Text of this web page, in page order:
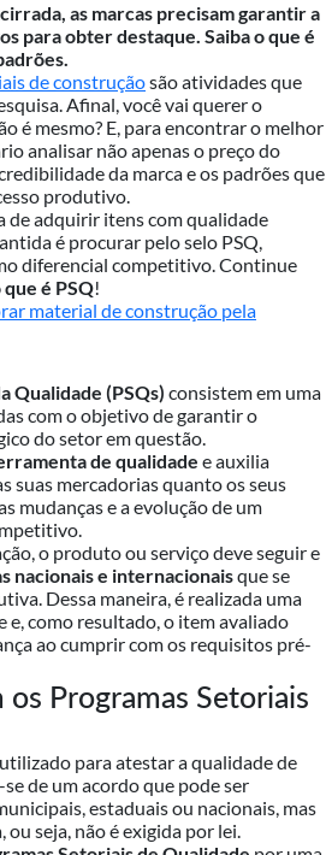
as marcas precisam garantir a
para obter destaque. Saiba o que é
de construçãosão atividades que
Afinal, você vai querer o
é mesmo? E, para encontrar o melhor
analisar não apenas o preço do
da marca e os padrões que
produtivo.
de adquirir itens com qualidade
é procurar pelo selo PSQ,
diferencial competitivo. Continue
que é PSQ!
material de construção pela
Qualidade (PSQs) consistem em uma
com o objetivo de garantir o
do setor em questão.
de qualidade e auxilia
suas mercadorias quanto os seus
mudanças e a evolução de um
o produto ou serviço deve seguir e
nacionais e internacionaisque se
Dessa maneira, é realizada uma
e, como resultado, o item avaliado
ao cumprir com os requisitos pré-
os Programas Setoriais
para atestar a qualidade de
de um acordo que pode ser
estaduais ou nacionais, mas
ou seja, não é exigida por lei.